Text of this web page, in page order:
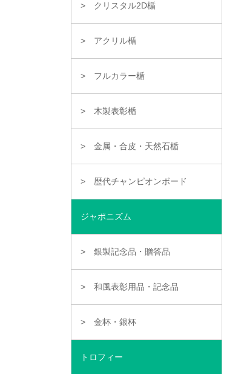
クリスタル2D楯
アクリル楯
フルカラー楯
木製表彰楯
金属・合皮・天然石楯
歴代チャンピオンボード
ジャポニズム
銀製記念品・贈答品
和風表彰用品・記念品
金杯・銀杯
トロフィー